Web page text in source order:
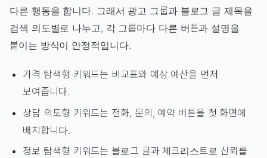
다른 행동을 합니다. 그래서 광고 그룹과 블로그 글 제목을
검색 의도별로 나누고, 각 그룹마다 다른 버튼과 설명을
붙이는 방식이 안정적입니다.
가격 탐색형 키워드는 비교표와 예상 예산을 먼저
보여줍니다.
상담 의도형 키워드는 전화, 문의, 예약 버튼을 첫 화면에
배치합니다.
정보 탐색형 키워드는 블로그 글과 체크리스트로 신뢰를